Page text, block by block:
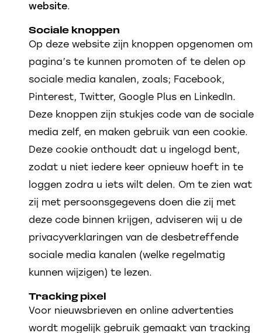
website.
Sociale knoppen
Op deze website zijn knoppen opgenomen om
pagina’s te kunnen promoten of te delen op
sociale media kanalen, zoals; Facebook,
Pinterest, Twitter, Google Plus en LinkedIn.
Deze knoppen zijn stukjes code van de sociale
media zelf, en maken gebruik van een cookie.
Deze cookie onthoudt dat u ingelogd bent,
zodat u niet iedere keer opnieuw hoeft in te
loggen zodra u iets wilt delen. Om te zien wat
zij met persoonsgegevens doen die zij met
deze code binnen krijgen, adviseren wij u de
privacyverklaringen van de desbetreffende
sociale media kanalen (welke regelmatig
kunnen wijzigen) te lezen.
Tracking pixel
Voor nieuwsbrieven en online advertenties
wordt mogelijk gebruik gemaakt van tracking